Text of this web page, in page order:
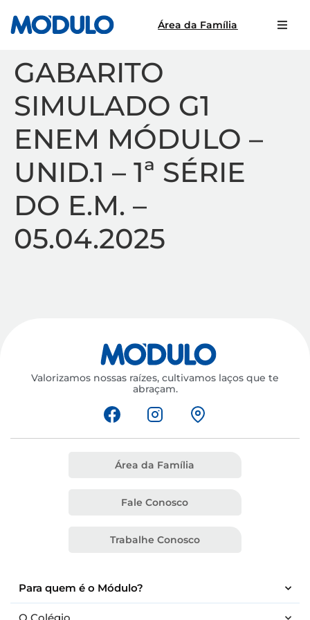
Área da Família
GABARITO
SIMULADO G1
ENEM MÓDULO –
UNID.1 – 1ª SÉRIE
DO E.M. –
05.04.2025
Valorizamos nossas raízes, cultivamos laços que te
abraçam.
Para quem é o Módulo?
Área da Família
Fale Conosco
Trabalhe Conosco